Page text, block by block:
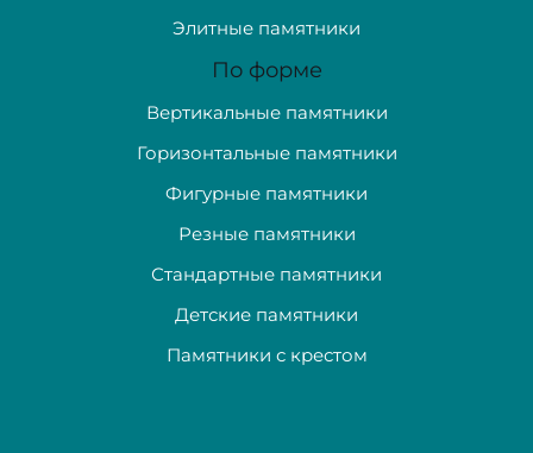
Элитные памятники
По форме
Вертикальные памятники
Горизонтальные памятники
Фигурные памятники
Резные памятники
Стандартные памятники
Детские памятники
Памятники с крестом